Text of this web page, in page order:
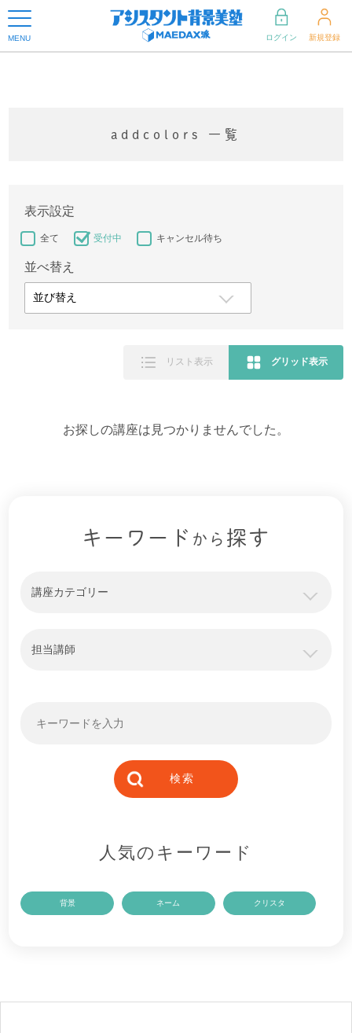
MENU ログイン 新規登録
addcolors 一覧
表示設定
全て 受付中 キャンセル待ち
並べ替え
リスト表示 グリッド表示
お探しの講座は見つかりませんでした。
キーワード から 探す
講座カテゴリー
担当講師
人気のキーワード
背景 ネーム クリスタ